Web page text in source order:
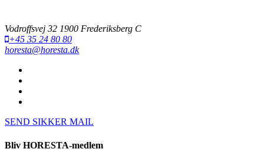
Vodroffsvej 32 1900 Frederiksberg C
+45 35 24 80 80
horesta@horesta.dk
SEND SIKKER MAIL
Bliv HORESTA-medlem